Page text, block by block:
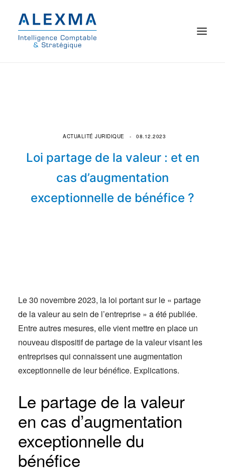
On parle de nous
Qui sommes-nous ?
© 2021 Alexma
Loi partage de la valeur : et en
cas d’augmentation
exceptionnelle de bénéfice ?
08.12.2023
ACTUALITÉ JURIDIQUE
Le 30 novembre 2023, la loi portant sur le « partage
de la valeur au sein de l’entreprise » a été publiée.
Entre autres mesures, elle vient mettre en place un
nouveau dispositif de partage de la valeur visant les
entreprises qui connaissent une augmentation
exceptionnelle de leur bénéfice. Explications.
Le partage de la valeur
en cas d’augmentation
exceptionnelle du
bénéfice